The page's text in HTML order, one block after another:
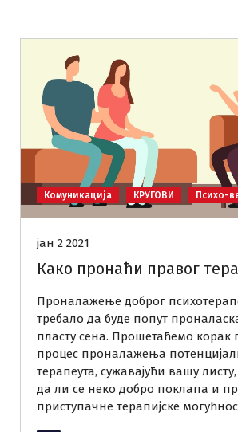
Комуникација КРУГОВИ Психо-
јан 2 2021
Како пронаћи правог
Проналажење доброг
требало да буде попут
пласту сена. Прошетаћемо корак
процес проналажења
терапеута, сужавајући вашу
да ли се неко добро поклапа и
приступачне терапијске